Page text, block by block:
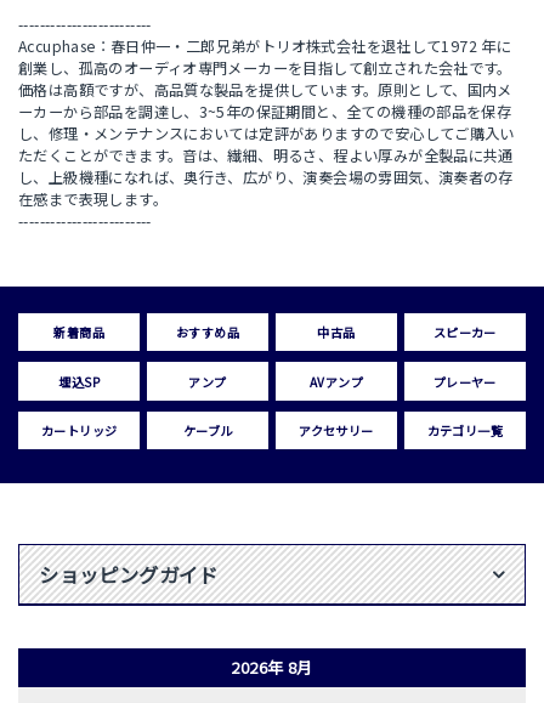
-------------------------
Accuphase：春日仲一・二郎兄弟がトリオ株式会社を退社して1972 年に
創業し、孤高のオーディオ専門メーカーを目指して創立された会社です。
価格は高額ですが、高品質な製品を提供しています。原則として、国内メ
ーカーから部品を調達し、3~5年の保証期間と、全ての機種の部品を保存
し、修理・メンテナンスにおいては定評がありますので安心してご購入い
ただくことができます。音は、繊細、明るさ、程よい厚みが全製品に共通
し、上級機種になれば、奥行き、広がり、演奏会場の雰囲気、演奏者の存
在感まで表現します。
-------------------------
新着商品 おすすめ品 中古品 スピーカー
埋込SP アンプ AVアンプ プレーヤー
カートリッジ ケーブル アクセサリー カテゴリ一覧
ショッピングガイド
2026年 8月